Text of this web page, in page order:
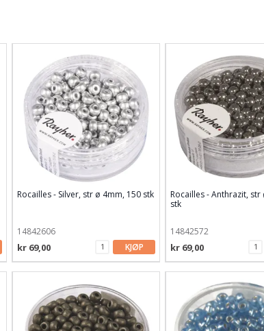
Rocailles - Silver, str ø 4mm, 150 stk
14842606
kr 69,00 KJØP
Rocailles - Anthrazit, str
stk
14842572
kr 69,00